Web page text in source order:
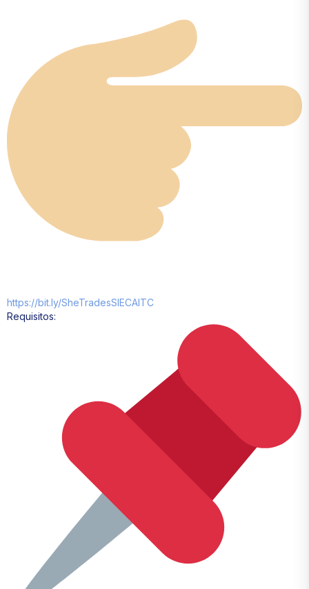
https://bit.ly/SheTradesSIECAITC
Requisitos: